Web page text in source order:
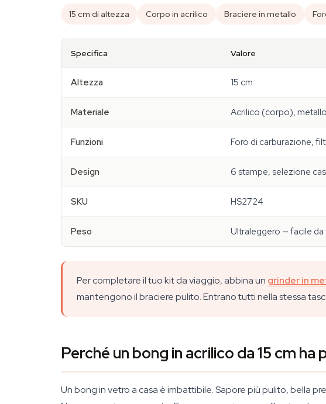
15 cm di altezza Corpo in acrilico Braciere in metallo
Specifica Valore
Altezza 15 cm
Materiale Acrilico (corpo),
Funzioni Foro di carburazione,
Design 6 stampe, selezione
SKU HS2724
Peso Ultraleggero — facile da
Per completare il tuo kit da viaggio, abbina un grinder in
mantengono il braciere pulito. Entrano tutti nella stessa
Perché un bong in acrilico da 15 cm
Un bong in vetro a casa è imbattibile. Sapore più pulito, bella